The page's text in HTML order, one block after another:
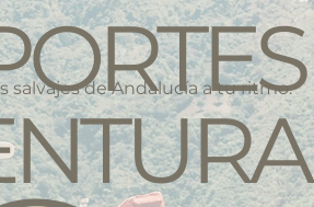
salvajes de Andalucía a tu ritmo.